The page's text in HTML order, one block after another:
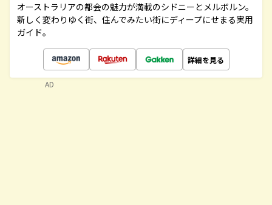
オーストラリアの都会の魅力が満載のシドニーとメルボルン。
新しく変わりゆく街、住んでみたい街にディープにせまる実用
ガイド。
詳細を見る
AD